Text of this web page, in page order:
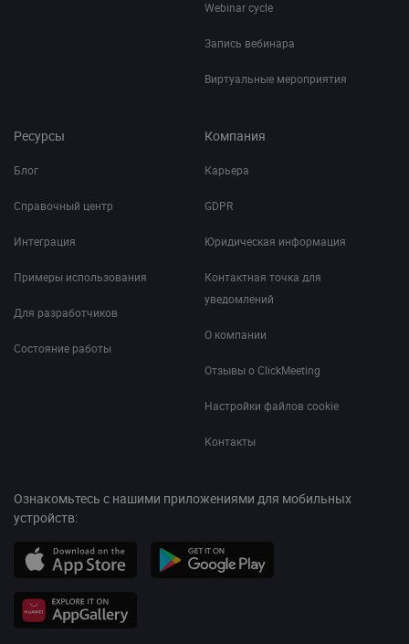
Webinar cycle
Запись вебинара
Виртуальные мероприятия
Ресурсы
Блог
Справочный центр
Интеграция
Примеры использования
Для разработчиков
Состояние работы
Компания
Карьера
GDPR
Юридическая информация
Контактная точка для
уведомлений
О компании
Отзывы о ClickMeeting
Настройки файлов cookie
Контакты
Ознакомьтесь с нашими приложениями для мобильных
устройств: